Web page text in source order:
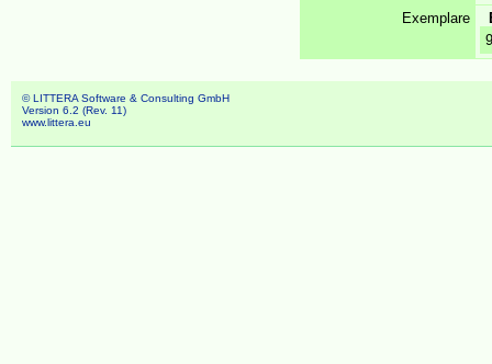
Exemplare
© LITTERA Software & Consulting GmbH
Version 6.2 (Rev. 11)
www.littera.eu